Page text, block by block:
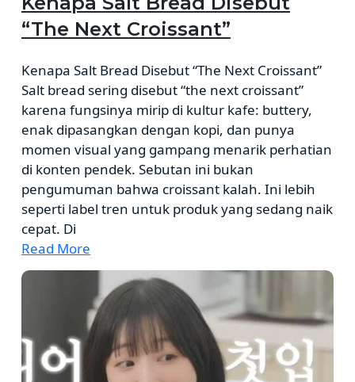
“The Next Croissant”
Kenapa Salt Bread Disebut “The Next Croissant”
Salt bread sering disebut “the next croissant”
karena fungsinya mirip di kultur kafe: buttery,
enak dipasangkan dengan kopi, dan punya
momen visual yang gampang menarik perhatian
di konten pendek. Sebutan ini bukan
pengumuman bahwa croissant kalah. Ini lebih
seperti label tren untuk produk yang sedang naik
cepat. Di
Read More